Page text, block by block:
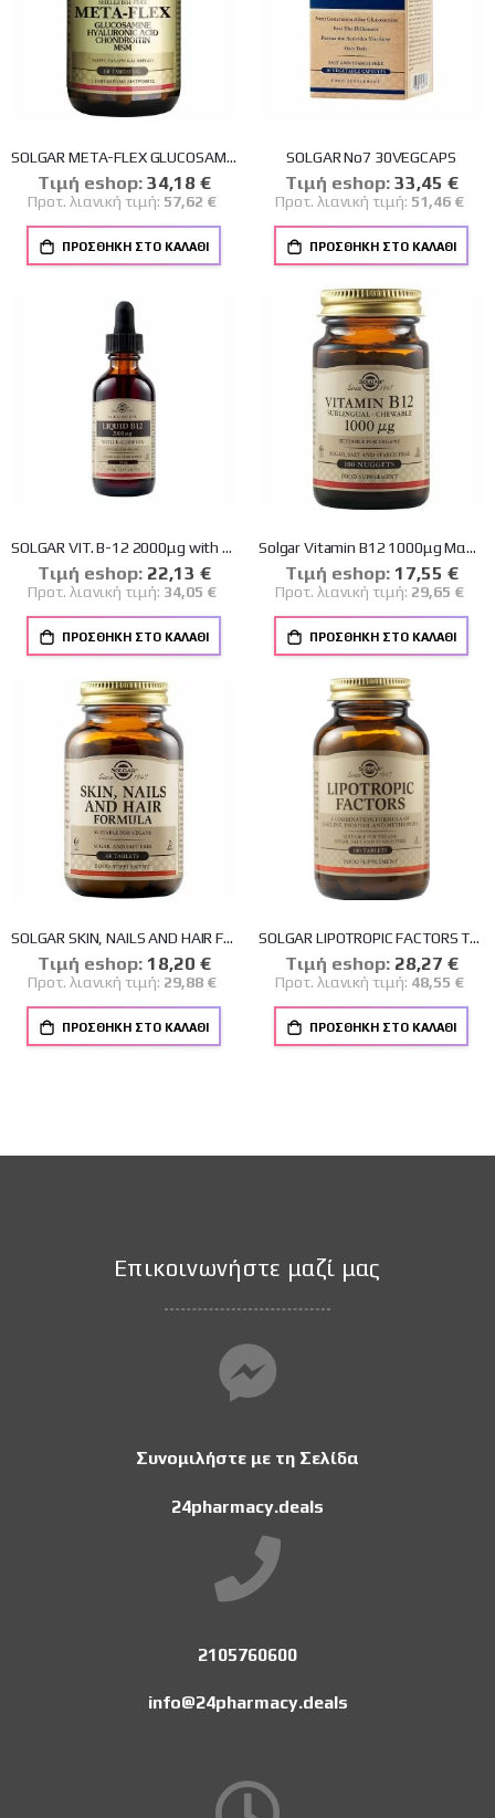
SOLGAR META-FLEX GLUCOSAMINE HYALURONIC ACID CHONDR.MSM TABS 60S
Tιμή eshop: Ειδική
Τιμή
34,18 €
Προτ. λιανική τιμή: 57,62 €
ΠΡΟΣΘΉΚΗ ΣΤΟ ΚΑΛΆΘΙ
SOLGAR No7 30VEGCAPS
Tιμή eshop: Ειδική
Τιμή
33,45 €
Προτ. λιανική τιμή: 51,46 €
ΠΡΟΣΘΉΚΗ ΣΤΟ ΚΑΛΆΘΙ
SOLGAR VIT. B-12 2000μg with B-Complex liquid 59ml
Tιμή eshop: Ειδική
Τιμή
22,13 €
Προτ. λιανική τιμή: 34,05 €
ΠΡΟΣΘΉΚΗ ΣΤΟ ΚΑΛΆΘΙ
Solgar Vitamin B12 1000μg Μασώμενα Δισκία Βιταμίνη B12 για την Ομαλή Λειτουργία του Νευρικού Συστήματος, 100nuggets
Tιμή eshop: Ειδική
Τιμή
17,55 €
Προτ. λιανική τιμή: 29,65 €
ΠΡΟΣΘΉΚΗ ΣΤΟ ΚΑΛΆΘΙ
SOLGAR SKIN, NAILS AND HAIR FORMULA TABS 60S
Tιμή eshop: Ειδική
Τιμή
18,20 €
Προτ. λιανική τιμή: 29,88 €
ΠΡΟΣΘΉΚΗ ΣΤΟ ΚΑΛΆΘΙ
SOLGAR LIPOTROPIC FACTORS TABS 100S
Tιμή eshop: Ειδική
Τιμή
28,27 €
Προτ. λιανική τιμή: 48,55 €
ΠΡΟΣΘΉΚΗ ΣΤΟ ΚΑΛΆΘΙ
Επικοινωνήστε μαζί μας
Συνομιλήστε με τη Σελίδα
24pharmacy.deals
2105760600
info@24pharmacy.deals